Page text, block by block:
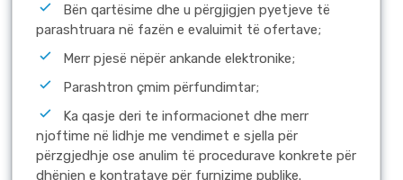
Bën qartësime dhe u përgjigjen pyetjeve të
parashtruara në fazën e evaluimit të ofertave;
Merr pjesë nëpër ankande elektronike;
Parashtron çmim përfundimtar;
Ka qasje deri te informacionet dhe merr
njoftime në lidhje me vendimet e sjella për
përzgjedhje ose anulim të procedurave konkrete për
dhënien e kontratave për furnizime publike.